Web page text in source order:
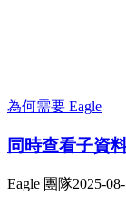
為何需要 Eagle
同時查看子資
Eagle 團隊2025-08-